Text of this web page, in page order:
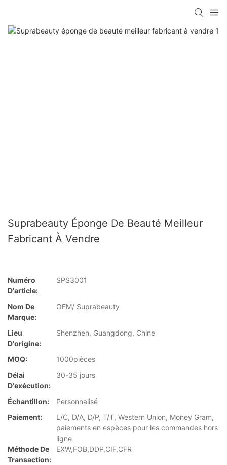
Suprabeauty Éponge De Beauté Meilleur
Fabricant À Vendre
Numéro
D'article:
SPS3001
Nom De
Marque:
OEM/ Suprabeauty
Lieu
D'origine:
Shenzhen, Guangdong, Chine
MOQ:
1000pièces
Délai
D'exécution:
30-35 jours
Échantillon:
Personnalisé
Paiement:
L/C, D/A, D/P, T/T, Western Union, Money Gram,
paiements en espèces pour les commandes hors
ligne
Méthode De
Transaction:
EXW,FOB,DDP,CIF,CFR